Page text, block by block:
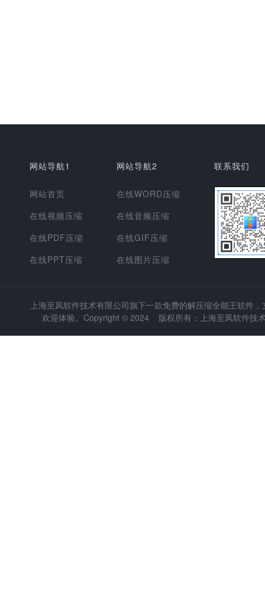
网站导航1
网站首页
在线视频压缩
在线PDF压缩
在线PPT压缩
网站导航2
在线WORD压缩
在线音频压缩
在线GIF压缩
在线图片压缩
联系我们
上海至凤软件技术有限公司旗下一款免费的解压缩全能王软件
欢迎体验。Copyright © 2024 版权所有：上海至凤软件技